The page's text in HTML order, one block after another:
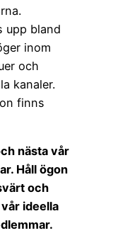
upp bland
inom
och
kanaler.
finns
nästa vår
Håll ögon
och
ideella